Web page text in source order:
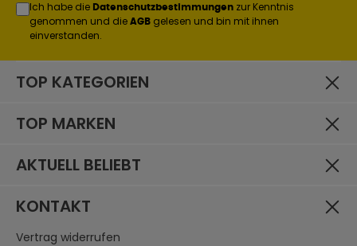
Ich habe die Datenschutzbestimmungen zur Kenntnis
genommen und die AGB gelesen und bin mit ihnen
einverstanden.
TOP KATEGORIEN
TOP MARKEN
AKTUELL BELIEBT
KONTAKT
Vertrag widerrufen